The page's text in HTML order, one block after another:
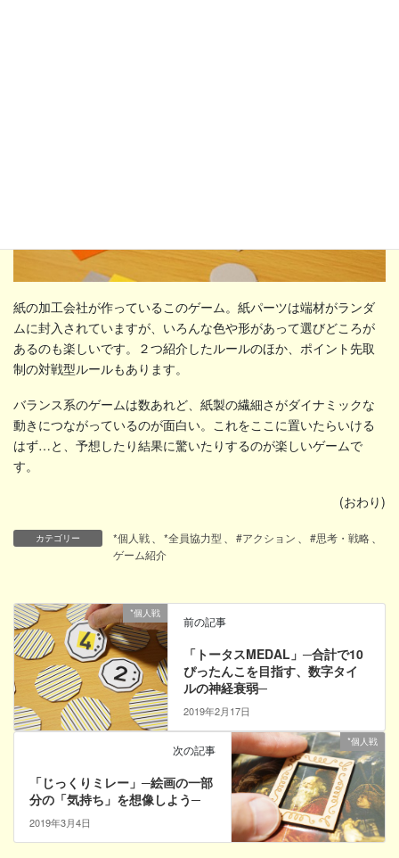
紙の加工会社が作っているこのゲーム。紙パーツは端材がランダ
ムに封入されていますが、いろんな色や形があって選びどころが
あるのも楽しいです。２つ紹介したルールのほか、ポイント先取
制の対戦型ルールもあります。
バランス系のゲームは数あれど、紙製の繊細さがダイナミックな
動きにつながっているのが面白い。これをここに置いたらいける
はず…と、予想したり結果に驚いたりするのが楽しいゲームで
す。
(おわり)
カテゴリー *個人戦 *全員協力型 #アクション #思考・戦略
ゲーム紹介
*個人戦
前の記事
「トータスMEDAL」─合計で10
ぴったんこを目指す、数字タイ
ルの神経衰弱─
2019年2月17日
*個人戦
次の記事
「じっくりミレー」─絵画の一部
分の「気持ち」を想像しよう─
2019年3月4日